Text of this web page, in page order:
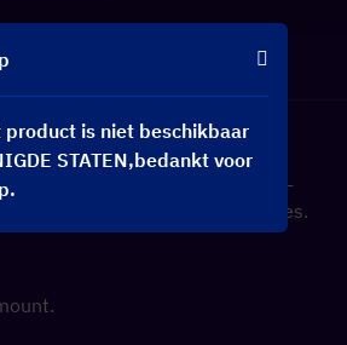
product is niet beschikbaar
STATEN,bedankt voor
and show talent. You could live-
friends are also good choices.